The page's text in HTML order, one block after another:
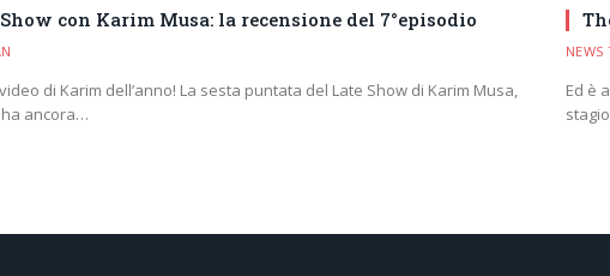
con Karim Musa: la recensione del 7°episodio
di Karim dell’anno! La sesta puntata del Late Show di Karim Musa,
ha ancora…
NEWS
Ed è